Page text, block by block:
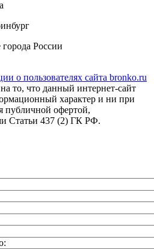
города России
о пользователях сайта bronko.ru
то, что данный интернет-сайт
характер и ни при
публичной офертой,
Статьи 437 (2) ГК РФ.